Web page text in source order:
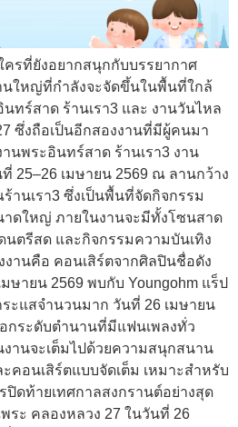
ครที่ยังอยากสนุกกับบรรยากาศ
ใหญ่ที่กำลังจะจัดขึ้นในพื้นที่ใกล้
ทร์สาด ร้านเรา3 และ งานวันไหล
ซึ่งถือเป็นอีกสองงานที่มีผู้คนมา
นพระอินทร์สาด ร้านเรา3 งาน
25–26 เมษายน 2569 ณ ลานกว้าง
านเรา3 ซึ่งเป็นพื้นที่จัดกิจกรรม
าดใหญ่ ภายในงานจะมีทั้งโซนสาด
นตรีสด และกิจกรรมความบันเทิง
านคือ คอนเสิร์ตจากศิลปินชื่อดัง
ษายน 2569 พบกับ Youngohm แร็ป
ะแสจำนวนมาก วันที่ 26 เมษายน
กระดับตำนานที่มีแฟนเพลงทั่ว
งานจะเต็มไปด้วยความสนุกสนาน
คอนเสิร์ตแบบจัดเต็ม เหมาะสำหรับ
ดท้ายเทศกาลสงกรานต์อย่างสุด
ะ คลองหลวง 27 ในวันที่ 26